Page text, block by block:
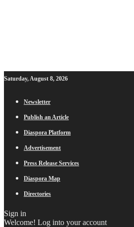
Saturday, August 8, 2026
Newsletter
Publish an Article
Diaspora Platform
Advertisement
Press Release Services
Diaspora Map
Directories
Sign in
Welcome! Log into your account